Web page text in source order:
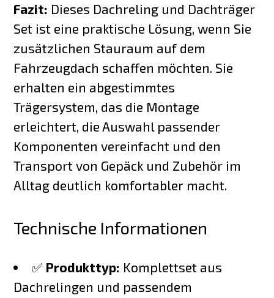
Fazit: Dieses Dachreling und Dachträger
Set ist eine praktische Lösung, wenn Sie
zusätzlichen Stauraum auf dem
Fahrzeugdach schaffen möchten. Sie
erhalten ein abgestimmtes
Trägersystem, das die Montage
erleichtert, die Auswahl passender
Komponenten vereinfacht und den
Transport von Gepäck und Zubehör im
Alltag deutlich komfortabler macht.
Technische Informationen
✅ Produkttyp: Komplettset aus
Dachrelingen und passendem